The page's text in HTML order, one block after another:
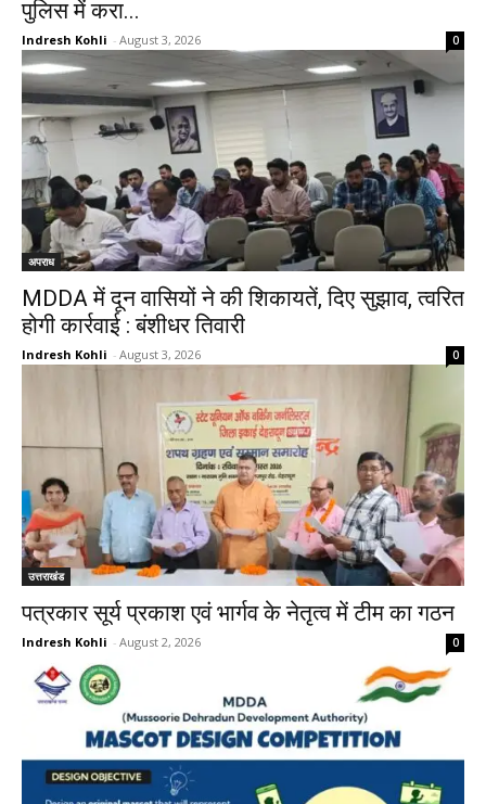
पुलिस में करा...
Indresh Kohli - August 3, 2026 0
अपराध
MDDA में दून वासियों ने की शिकायतें, दिए सुझाव, त्वरित
होगी कार्रवाई : बंशीधर तिवारी
Indresh Kohli - August 3, 2026 0
उत्तराखंड
पत्रकार सूर्य प्रकाश एवं भार्गव के नेतृत्व में टीम का गठन
Indresh Kohli - August 2, 2026 0